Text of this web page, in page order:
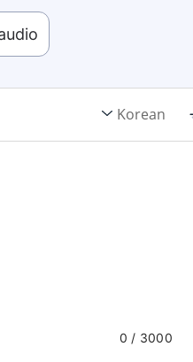
Korean
0 / 3000